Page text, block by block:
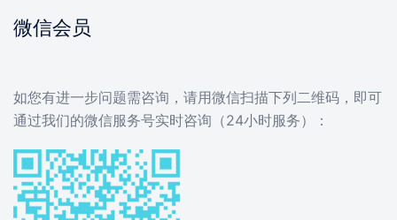
微信会员
如您有进一步问题需咨询，请用微信扫描下列二维码，即可
通过我们的微信服务号实时咨询（24小时服务）：